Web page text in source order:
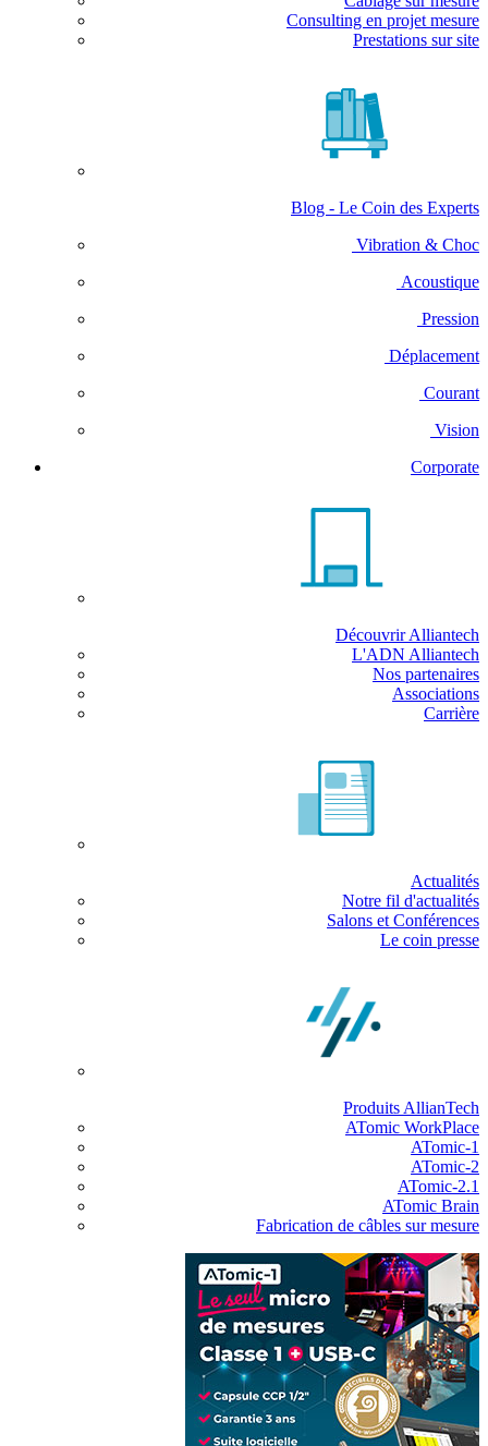
Consulting en projet mesure
Prestations sur site
Blog - Le Coin des Experts
Vibration & Choc
Acoustique
Pression
Déplacement
Courant
Vision
Corporate
Découvrir Alliantech
L'ADN Alliantech
Nos partenaires
Associations
Carrière
Actualités
Notre fil d'actualités
Salons et Conférences
Le coin presse
Produits AllianTech
ATomic WorkPlace
ATomic-1
ATomic-2
ATomic-2.1
ATomic Brain
Fabrication de câbles sur mesure